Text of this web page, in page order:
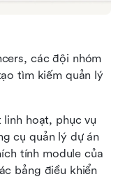
các đội nhóm
tìm kiếm quản lý
linh hoạt, phục vụ
cụ quản lý dự án
tính module của
bảng điều khiển